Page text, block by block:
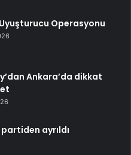
Operasyonu
Ankara’da dikkat
ayrıldı